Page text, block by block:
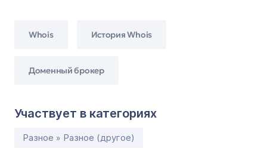
Whois История Whois
Доменный брокер
Участвует в категориях
Разное » Разное (другое)